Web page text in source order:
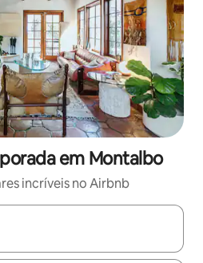
em Montalbo
incríveis no Airbnb
disponíveis, explore-os